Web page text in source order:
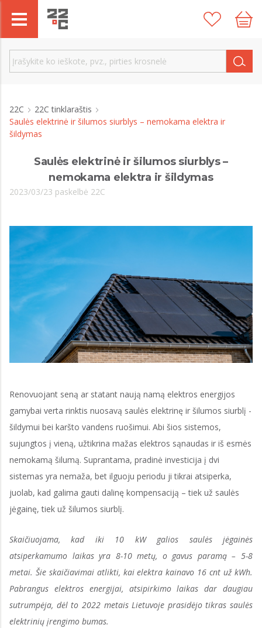
22C
22C tinklaraštis
Saulės elektrinė ir šilumos siurblys – nemokama elektra ir
šildymas
Saulės elektrinė ir šilumos siurblys –
nemokama elektra ir šildymas
2023/03/23 paskelbė 22C
Renovuojant seną ar statant naują namą elektros energijos
gamybai verta rinktis nuosavą saulės elektrinę ir šilumos siurblį -
šildymui bei karšto vandens ruošimui. Abi šios sistemos,
sujungtos į vieną, užtikrina mažas elektros sąnaudas ir iš esmės
nemokamą šilumą. Suprantama, pradinė investicija į dvi
sistemas yra nemaža, bet ilguoju periodu ji tikrai atsiperka,
juolab, kad galima gauti dalinę kompensaciją – tiek už saulės
jėgainę, tiek už šilumos siurblį.
Skaičiuojama, kad iki 10 kW galios saulės jėgainės
atsiperkamumo laikas yra 8-10 metų, o gavus paramą – 5-8
metai. Šie skaičiavimai atlikti, kai elektra kainavo 16 cnt už kWh.
Pabrangus elektros energijai, atsipirkimo laikas dar daugiau
sutrumpėja, dėl to 2022 metais Lietuvoje prasidėjo tikras saulės
elektrinių įrengimo bumas.